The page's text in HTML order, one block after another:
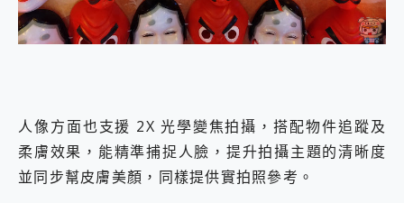
人像方面也支援 2X 光學變焦拍攝，搭配物件追蹤及
柔膚效果，能精準捕捉人臉，提升拍攝主題的清晰度
並同步幫皮膚美顏，同樣提供實拍照參考。